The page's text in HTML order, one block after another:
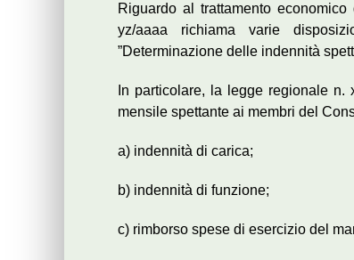
Riguardo al trattamento
yz/aaaa richiama varie
”Determinazione delle indennità
In particolare, la legge regionale
mensile spettante ai membri del
a) indennità di carica;
b) indennità di funzione;
c) rimborso spese di esercizio del